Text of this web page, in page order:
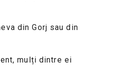
din Gorj sau din
mulți dintre ei